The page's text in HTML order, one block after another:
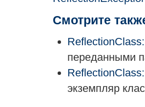
Смотрите
переданными
экземпляр